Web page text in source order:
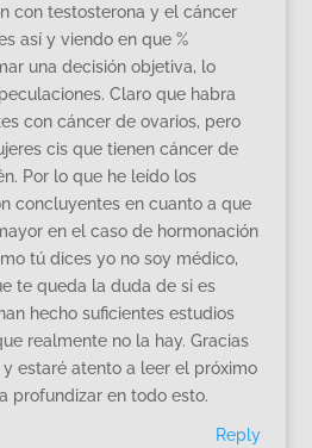
con testosterona y el cáncer
así y viendo en que %
una decisión objetiva, lo
Claro que habra
con cáncer de ovarios, pero
cis que tienen cáncer de
Por lo que he leído los
concluyentes en cuanto a que
en el caso de hormonación
tú dices yo no soy médico,
te queda la duda de si es
hecho suficientes estudios
realmente no la hay. Gracias
estaré atento a leer el próximo
profundizar en todo esto.
Reply